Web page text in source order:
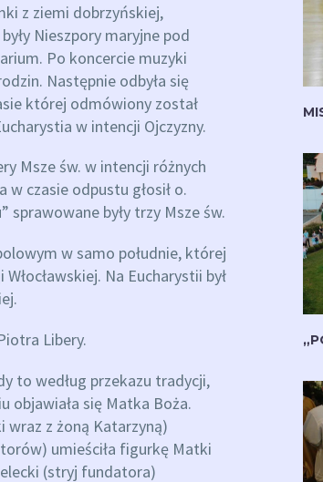
z ziemi dobrzyńskiej,
Nieszpory maryjne pod
Po koncercie muzyki
Następnie odbyła się
której odmówiony został
w intencji Ojczyzny.
Msze św. w intencji różnych
czasie odpustu głosił o.
sprawowane były trzy Msze św.
w samo południe, której
Na Eucharystii był
Libery.
to według przekazu tradycji,
objawiała się Matka Boża.
wraz z żoną Katarzyną)
umieściła figurkę Matki
(stryj fundatora)